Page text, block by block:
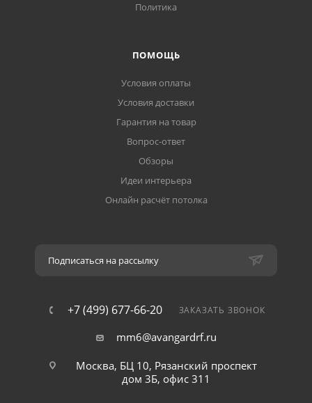
Политика
ПОМОЩЬ
Условия оплаты
Условия доставки
Гарантия на товар
Вопрос-ответ
Обзоры
Идеи интерьера
Онлайн расчёт потолка
Подписаться на рассылку
+7 (499) 677-66-20 ЗАКАЗАТЬ ЗВОНОК
mm6@avangardrf.ru
Москва, БЦ 10, Рязанский проспект
дом 3Б, офис 311